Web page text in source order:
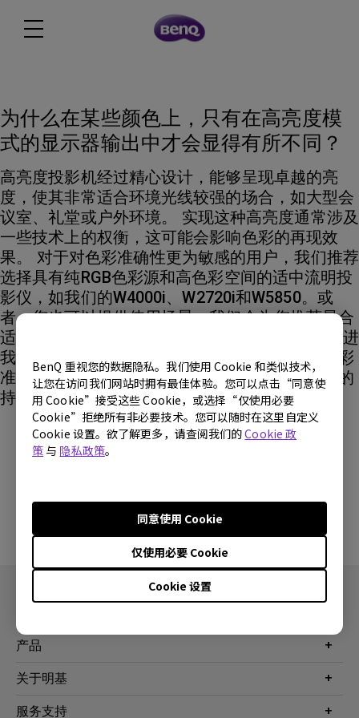
BenQ 重视您的数据隐私。我们使用 Cookie 和类似技术，
让您在访问我们网站时拥有最佳体验。您可以点击“同意使
用 Cookie”接受这些 Cookie，或选择“仅使用必要
Cookie”拒绝所有非必要技术。您可以随时在这里自定义
Cookie 设置。欲了解更多，请查阅我们的Cookie 政
策 与 隐私政策。
Cookie 设置
仅使用必要 Cookie
同意使用 Cookie
为什么在某些颜色上，只有在高亮度模
式的显示器输出中才会显得有所不同？
高亮度投影机经过精心设计，能够呈现卓越的亮
度，使其非常适合环境光线较强的场合，如大型会
议室、礼堂或户外环境。 实现这种高亮度通常涉及
一些技术上的权衡，这可能会影响色彩的再现效
果。 对于对色彩准确性更为敏感的用户，我们推荐
选择具有纯RGB色彩源和高色彩空间的适中流明投
影仪，如我们的W4000i、W2720i和W5850。或
者，您也可以提供使用场景，我们会为您推荐最合
适的型号。 我们不断努力通过整合先进技术来改进
我们的产品，这些技术既提升了亮度又提高了色彩
准确性。感谢您对我们的理解以及对我们的产品的
持续信任。
解答内容是否对您有帮助？
产品
投影机
关于明基
公司简介
服务支持